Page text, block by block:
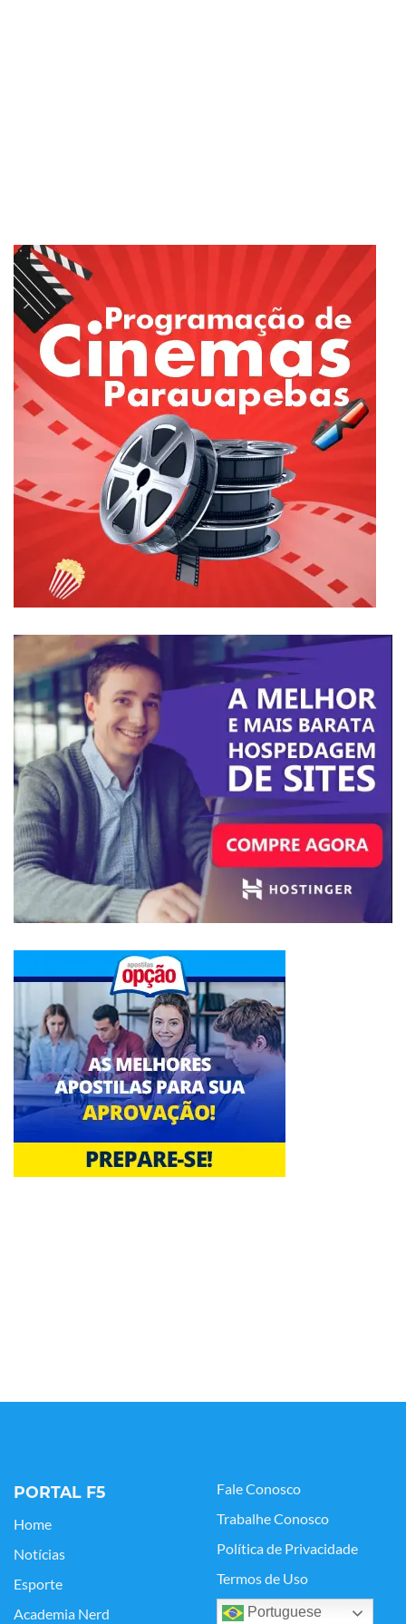
PORTAL F5
Home
Notícias
Esporte
Academia Nerd
Fale Conosco
Trabalhe Conosco
Política de Privacidade
Termos de Uso
Portuguese